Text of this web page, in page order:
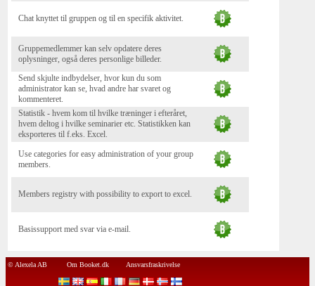
Chat knyttet til gruppen og til en specifik aktivitet.
Gruppemedlemmer kan selv opdatere deres
oplysninger, også deres personlige billeder.
Send skjulte indbydelser, hvor kun du som
administrator kan se, hvad andre har svaret og
kommenteret.
Statistik - hvem kom til hvilke træninger i efteråret,
hvem deltog i hvilke seminarier etc. Statistikken kan
eksporteres til f.eks. Excel.
Use categories for easy administration of your group
members.
Members registry with possibility to export to excel.
Basissupport med svar via e-mail.
© Alexela AB Om Booket.dk Ansvarsfraskrivelse